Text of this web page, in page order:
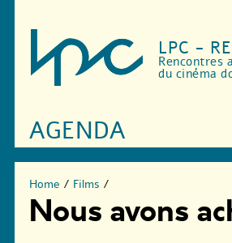
LPC -
Rencontres
du cinéma
AGENDA
Home / Films /
Nous avons